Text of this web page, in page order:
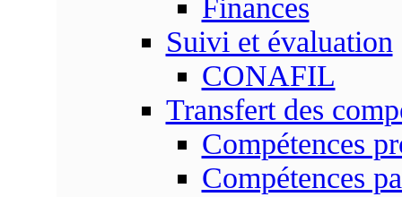
Finances
Suivi et évaluation
CONAFIL
Transfert des
Compétences
Compétences